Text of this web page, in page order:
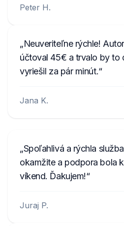
Peter H.
Neuveriteľne rýchle!
účtoval 45€ a trvalo by to
vyriešil za pár minút.
Jana K.
Spoľahlivá a rýchla
okamžite a podpora bola
víkend. Ďakujem!
Juraj P.